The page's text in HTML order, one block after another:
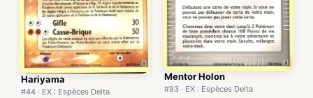
Hariyama
#44 · EX : Espèces Delta
Mentor Holon
#93 · EX : Espèces Delta